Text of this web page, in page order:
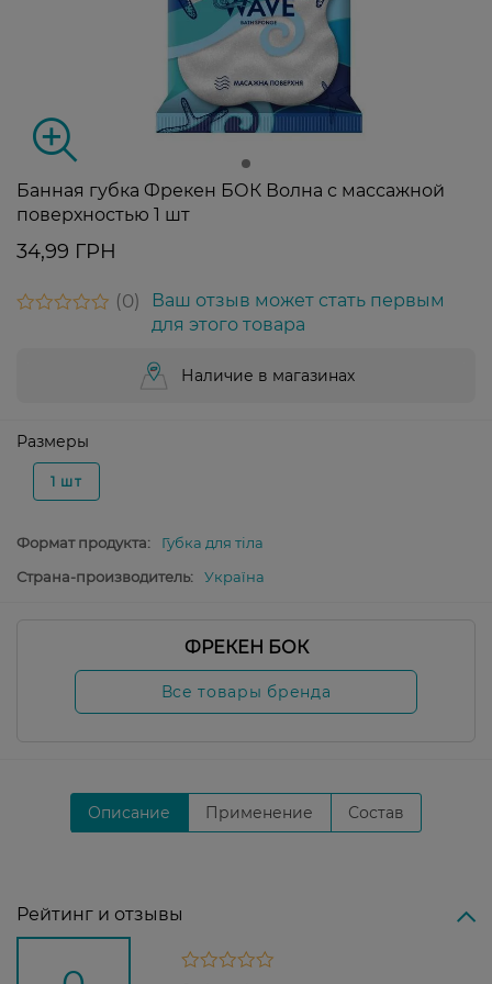
Банная губка Фрекен БОК Волна с массажной
поверхностью 1 шт
34,99 ГРН
0
Ваш отзыв может стать первым
для этого товара
Наличие в магазинах
Размеры
1 шт
Формат продукта:
Губка для тіла
Страна-производитель:
Україна
ФРЕКЕН БОК
Все товары бренда
Описание Применение Состав
Рейтинг и отзывы